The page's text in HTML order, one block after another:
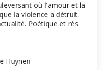
où l'amour et la
la violence a détruit.
Poétique et rès
Huynen